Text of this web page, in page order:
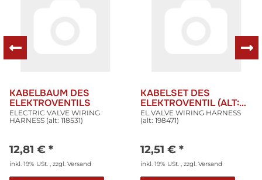
KABELBAUM DES
ELEKTROVENTILS
ELECTRIC VALVE WIRING
HARNESS (alt: 118531)
12,81 € *
inkl. 19% USt. , zzgl. Versand
KABELSET DES
ELEKTROVENTIL (ALT:
198471)
EL.VALVE WIRING HARNESS
(alt: 198471)
12,51 € *
inkl. 19% USt. , zzgl. Versand